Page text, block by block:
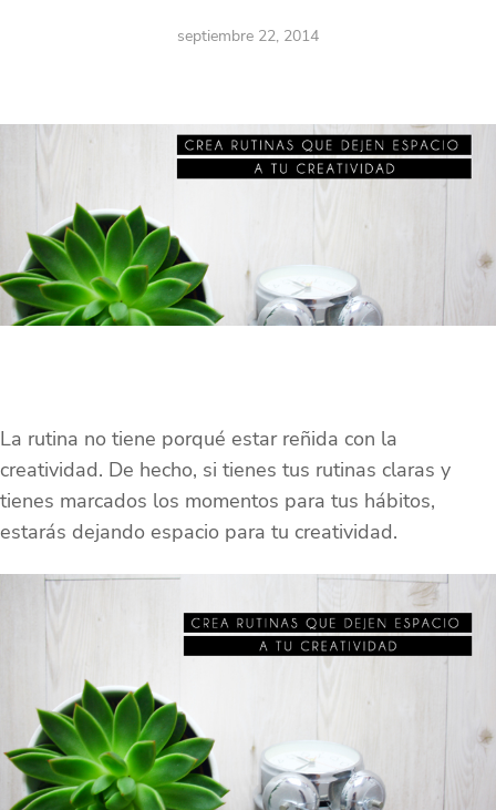
septiembre 22, 2014
La rutina no tiene porqué estar reñida con la
creatividad. De hecho, si tienes tus rutinas claras y
tienes marcados los momentos para tus hábitos,
estarás dejando espacio para tu creatividad.